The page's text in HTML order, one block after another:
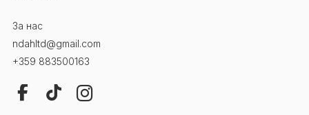
За нас
ndahltd@gmail.com
+359 883500163